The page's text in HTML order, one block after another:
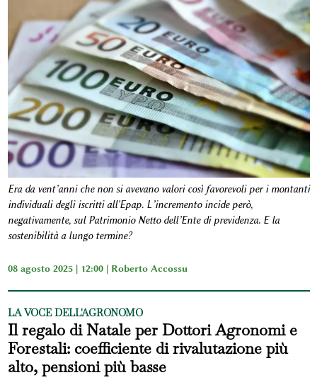
Era da vent’anni che non si avevano valori così favorevoli per i montanti
individuali degli iscritti all'Epap. L’incremento incide però,
negativamente, sul Patrimonio Netto dell’Ente di previdenza. E la
sostenibilità a lungo termine?
08 agosto 2025 | 12:00 | Roberto Accossu
LA VOCE DELL'AGRONOMO
Il regalo di Natale per Dottori Agronomi e
Forestali: coefficiente di rivalutazione più
alto, pensioni più basse